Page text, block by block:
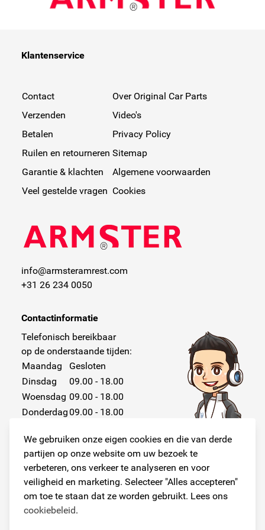
We gebruiken onze eigen cookies en die van derde
partijen op onze website om uw bezoek te
verbeteren, ons verkeer te analyseren en voor
veiligheid en marketing. Selecteer "Alles accepteren"
om toe te staan dat ze worden gebruikt. Lees ons
cookiebeleid.
Klantenservice
Contact
Verzenden
Betalen
Ruilen en retourneren
Garantie & klachten
Veel gestelde vragen
Over Original Car Parts
Video's
Privacy Policy
Sitemap
Algemene voorwaarden
Cookies
info@armsteramrest.com
+31 26 234 0050
Contactinformatie
Telefonisch bereikbaar
op de onderstaande tijden:
Maandag
Gesloten
Dinsdag
09.00 - 18.00
Woensdag 09.00 - 18.00
Donderdag 09.00 - 18.00
Zaterdag
Gesloten
Zondag
Gesloten